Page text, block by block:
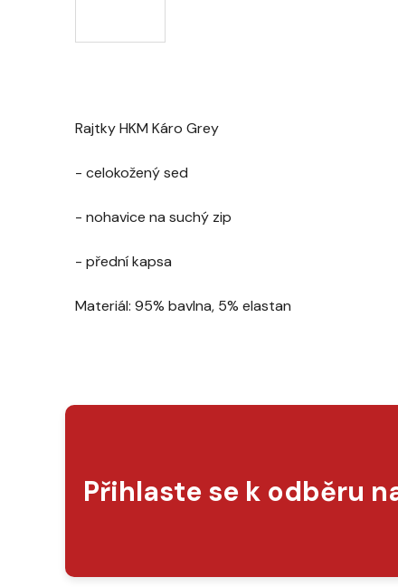
Rajtky HKM Káro Grey
- celokožený sed
- nohavice na suchý zip
- přední kapsa
Materiál: 95% bavlna, 5% elastan
Přihlaste se k odběru